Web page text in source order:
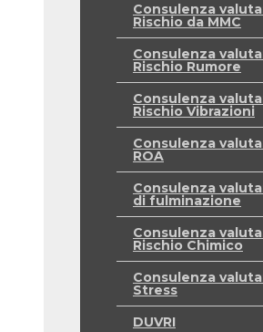
Consulenza
Rischio da MMC
Consulenza
Rischio Rumore
Consulenza
Rischio Vibrazioni
Consulenza
ROA
Consulenza
di fulminazione
Consulenza
Rischio Chimico
Consulenza
Stress
DUVRI